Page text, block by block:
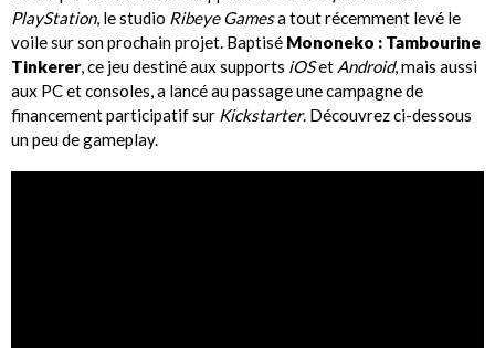
PlayStation, le studio Ribeye Gamesa tout récemment levé le
voile sur son prochain projet. Baptisé Mononeko : Tambourine
Tinkerer, ce jeu destiné aux supports iOSet Android, mais aussi
aux PC et consoles, a lancé au passage une campagne de
financement participatif sur Kickstarter. Découvrez ci-dessous
un peu de gameplay.